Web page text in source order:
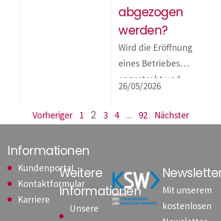
t verbessert und
Unternehmen in
ihrer Verwaltung
entlastet werden
sollen. Im Zuge
angekündigten
Maßnahmen soll
ze auf € 1 Mio.
angehoben und
ein
abgezogen
werden?
Wird die Eröffnung
eines Betriebes
angestrebt und
kommt es vor
dessen Eröffnung
hierfür zu
Vorgründungsauf
wendungen, so
stellt sich die
26/05/2026
Vorheriger 1 2 3 4 … 92 Nächster
Informationen
Kundenportal
Kontaktformular
Karriere
Weitere
Informationen
Unsere
Mit unserem
kostenlosen